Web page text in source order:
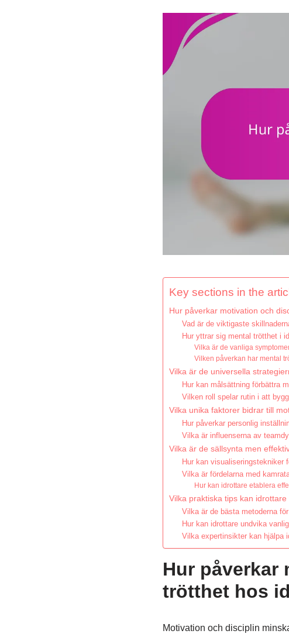
Key sections in the
Hur påverkar motivation och
Vad är de viktigaste
Hur yttrar sig mental trötthet i
Vilka är de vanliga
Vilken påverkan har mental
Vilka är de universella
Hur kan målsättning förbättra
Vilken roll spelar rutin i att
Vilka unika faktorer bidrar till
Hur påverkar personlig
Vilka är influenserna av
Vilka är de sällsynta men
Hur kan visualiseringstekniker
Vilka är fördelarna med
Hur kan idrottare etablera
Vilka praktiska tips kan
Vilka är de bästa metoderna
Hur kan idrottare undvika
Vilka expertinsikter kan hjälpa
Hur påverkar
trötthet hos
Motivation och disciplin